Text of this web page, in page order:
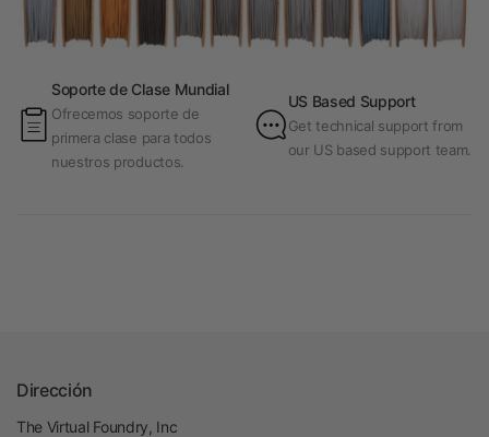
Soporte de Clase Mundial
Ofrecemos soporte de
primera clase para todos
nuestros productos.
US Based Support
Get technical support from
our US based support team.
Dirección
The Virtual Foundry, Inc